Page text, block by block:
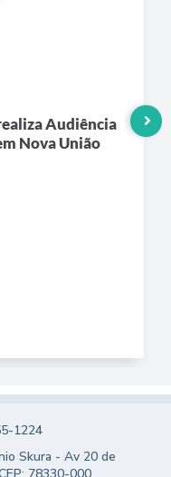
Audiência
Nova União
1224
Skura - Av 20 de
78330-000